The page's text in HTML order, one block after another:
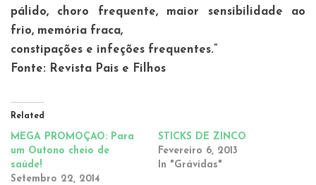
pálido, choro frequente, maior sensibilidade ao
frio, memória fraca,
constipações e infeções frequentes.”
Fonte: Revista Pais e Filhos
Related
MEGA PROMOÇÃO: Para
um Outono cheio de
saúde!
Setembro 22, 2014
STICKS DE ZINCO
Fevereiro 6, 2013
In "Grávidas"